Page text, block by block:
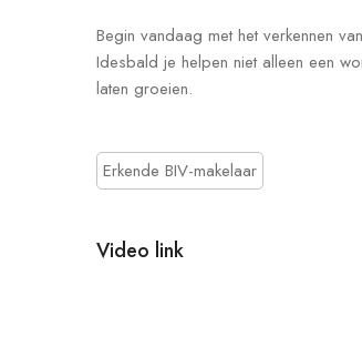
Begin vandaag met het verkennen
Idesbald je helpen niet alleen een
laten groeien.
Erkende BIV-makelaar
Video link